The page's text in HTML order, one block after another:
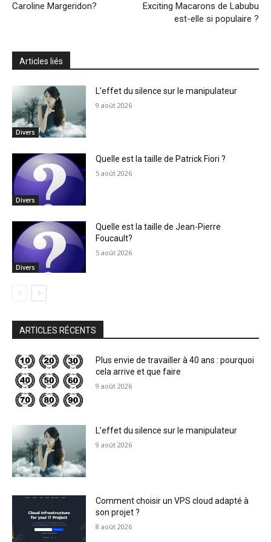
Caroline Margeridon?
Exciting Macarons de Labubu
est-elle si populaire ?
Articles liés
Divers
L’effet du silence sur le manipulateur
9 août 2026
Divers
Quelle est la taille de Patrick Fiori ?
5 août 2026
Divers
Quelle est la taille de Jean-Pierre
Foucault?
5 août 2026
ARTICLES RÉCENTS
Plus envie de travailler à 40 ans : pourquoi
cela arrive et que faire
9 août 2026
L’effet du silence sur le manipulateur
9 août 2026
Comment choisir un VPS cloud adapté à
son projet ?
8 août 2026